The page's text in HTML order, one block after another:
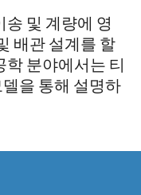
및 계량에 영
배관 설계를 할
학 분야에서는 티
을 통해 설명하